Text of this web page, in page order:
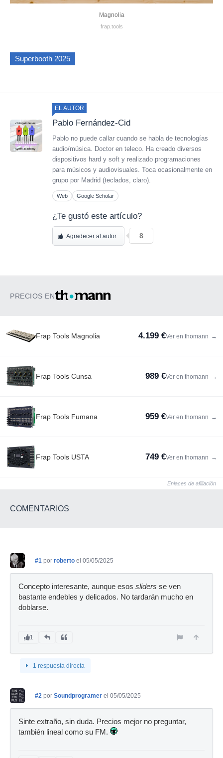
Magnolia
frap.tools
Superbooth 2025
EL AUTOR
Pablo Fernández-Cid
Pablo no puede callar cuando se habla de tecnologías
audio/música. Doctor en teleco. Ha creado diversos
dispositivos hard y soft y realizado programaciones
para músicos y audiovisuales. Toca ocasionalmente en
grupo por Madrid (teclados, claro).
Web Google Scholar
¿Te gustó este artículo?
Agradecer al autor 8
PRECIOS EN
Frap Tools Magnolia 4.199 €Ver en thomann →
Frap Tools Cunsa 989 €Ver en thomann →
Frap Tools Fumana 959 €Ver en thomann →
Frap Tools USTA 749 €Ver en thomann →
Enlaces de afiliación
COMENTARIOS
#1 por roberto el 05/05/2025
Concepto interesante, aunque esos sliders se ven
bastante endebles y delicados. No tardarán mucho en
doblarse.
1
1 respuesta directa
#2 por Soundprogramer el 05/05/2025
Sinte extraño, sin duda. Precios mejor no preguntar,
también lineal como su FM.